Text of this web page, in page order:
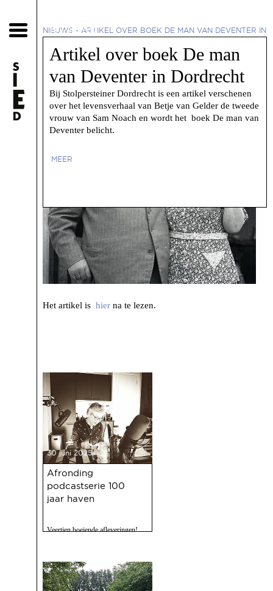
NIEUWS - ARTIKEL OVER BOEK DE MAN VAN DEVENTER IN
13 juli 2017
Artikel over boek De man
van Deventer in Dordrecht
Bij Stolpersteiner Dordrecht is een artikel verschenen
over het levensverhaal van Betje van Gelder de tweede
vrouw van Sam Noach en wordt het boek De man van
Deventer belicht.
MEER
Het artikel is hier na te lezen.
30 juni 2025
Afronding
podcastserie 100
jaar haven
Veertien boeiende afleveringen!